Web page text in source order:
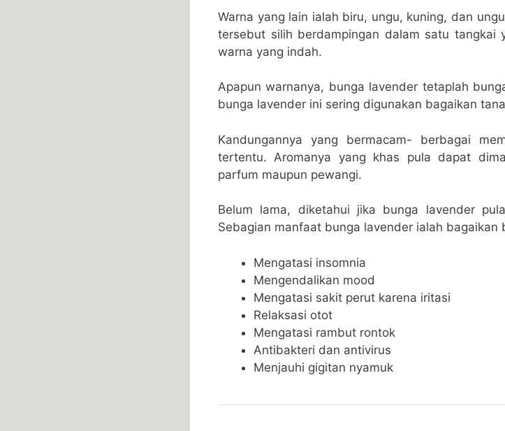
Warna yang lain ialah biru, ungu, kuning, dan
tersebut silih berdampingan dalam satu tangkai
warna yang indah.
Apapun warnanya, bunga lavender tetaplah
bunga lavender ini sering digunakan bagaikan
Kandungannya yang bermacam- berbagai
tertentu. Aromanya yang khas pula dapat
parfum maupun pewangi.
Belum lama, diketahui jika bunga lavender
Sebagian manfaat bunga lavender ialah bagaikan
Mengatasi insomnia
Mengendalikan mood
Mengatasi sakit perut karena iritasi
Relaksasi otot
Mengatasi rambut rontok
Antibakteri dan antivirus
Menjauhi gigitan nyamuk